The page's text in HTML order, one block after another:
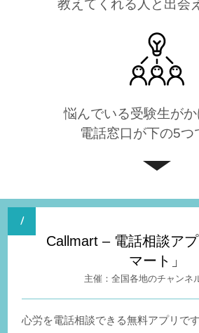
教えてくれる人と出会
悩んでいる受験生がか
電話窓口が下の5つ
Callmart – 電話相談ア
マート」
全国各地のチャンネ
心労を電話相談できる無料アプリで